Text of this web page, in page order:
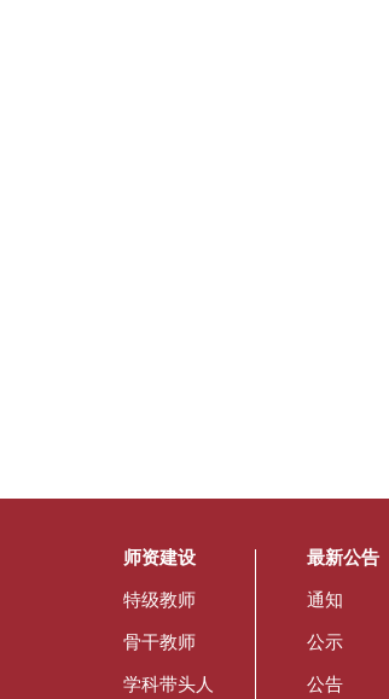
师资建设
特级教师
骨干教师
学科带头人
最新公告
通知
公示
公告